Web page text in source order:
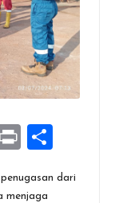
E
Pr
t
ar
dari
menjaga